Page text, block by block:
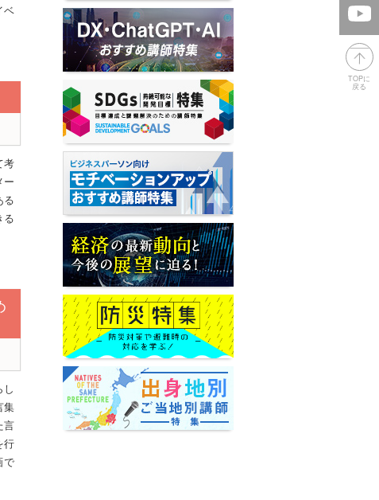
ベ
考
ー
る
る
集
言
行
で
TOPに
戻る